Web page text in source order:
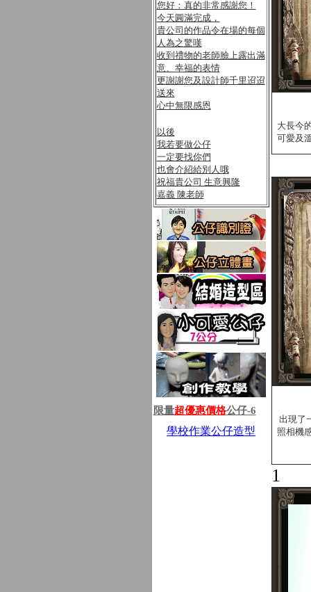
您好：真的非常感謝您！
今天圓滿完成，
貴公司的作品令在場的每個
人為之驚嘆
收到禮物的老師臉上露出滿
意、幸福的表情
更謝謝您及設計師千里迢迢
送來
心中無限感恩
以後
我若要做公仔
一定要找你們
也會介紹給別人哦
祝福貴公司 生意興隆
嘉義 陳老師
限量超優惠價格公仔-6
學校作業公仔造型
大長今
可愛及
出現了
照相機
1